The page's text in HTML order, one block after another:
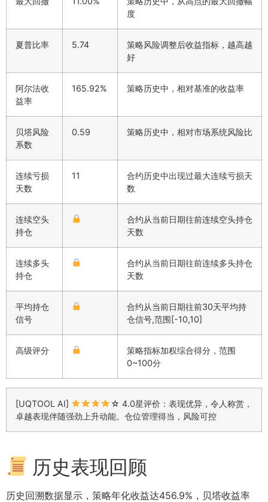
度
夏普比率 5.74
策略风险调整后收益指标，越高越
好
阿尔法收
益率
165.92% 策略历史中，相对基准的收益率
贝塔风险
系数
0.59 策略历史中，相对市场系统风险比
连续亏损
天数
11
合约历史中出现过最大连续亏损天
数
连续空头
持仓
合约从当前日期往前连续空头持仓
天数
连续多头
持仓
合约从当前日期往前连续多头持仓
天数
平均持仓
信号
合约从当前日期往前30天平均持
仓信号,范围[-10,10]
高级评分
策略指标加权综合得分，范围
0~100分
[UQTOOL AI]
☆ 4.0星评价：表现优异，令人称赏，
卓越表现伴随强劲上升动能。仓位管理得当，风险可控
历史表现回顾
历史回溯数据显示，策略年化收益达456.9%，贝塔收益率